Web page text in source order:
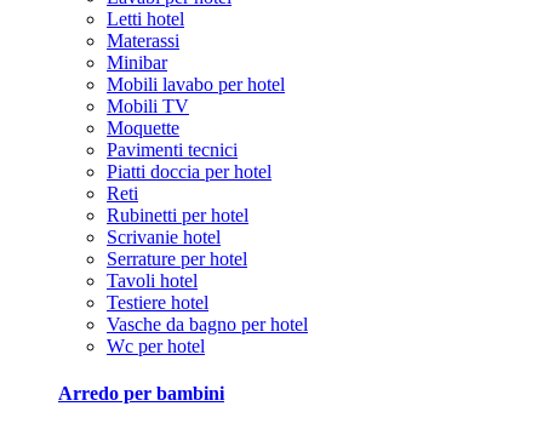
Letti hotel
Materassi
Minibar
Mobili lavabo per hotel
Mobili TV
Moquette
Pavimenti tecnici
Piatti doccia per hotel
Reti
Rubinetti per hotel
Scrivanie hotel
Serrature per hotel
Tavoli hotel
Testiere hotel
Vasche da bagno per hotel
Wc per hotel
Arredo per bambini